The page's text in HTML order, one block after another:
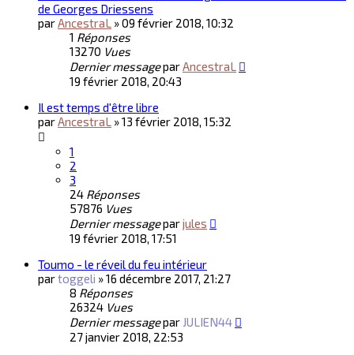
de Georges Driessens
parAncestraL »09 février 2018, 10:32
1 Réponses
13270 Vues
Dernier messageparAncestraL
19 février 2018, 20:43
Il est temps d'être libre
parAncestraL »13 février 2018, 15:32
1
2
3
24 Réponses
57876 Vues
Dernier messageparjules
19 février 2018, 17:51
Toumo - le réveil du feu intérieur
partoggeli »16 décembre 2017, 21:27
8 Réponses
26324 Vues
Dernier messagepar JULIEN44
27 janvier 2018, 22:53